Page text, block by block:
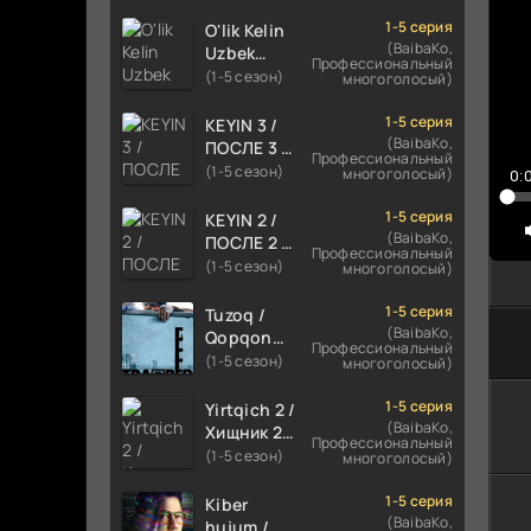
HIND KINO
2024
TARJIMA
Skachat
O'lik Kelin
Uzbek
tilida 2023
Tarjima
kino
skachat
(1-5 сезон)
1-5 серия
(BaibaKo,
Профессиональный
многоголосый)
KEYIN 3 /
ПОСЛЕ 3 /
AFTER 3
FILM
UZBEK
TILIDA
TARJIMA
FILM HD
(1-5 сезон)
1-5 серия
(BaibaKo,
Профессиональный
многоголосый)
KEYIN 2 /
ПОСЛЕ 2 /
AFTER 2
FILM
UZBEK
TILIDA
TARJIMA
FILM HD
(1-5 сезон)
1-5 серия
(BaibaKo,
Профессиональный
многоголосый)
Tuzoq /
Qopqon
Hind
2016 Uzbek
tilida
tarjima film
(1-5 сезон)
1-5 серия
(BaibaKo,
Профессиональный
многоголосый)
Yirtqich 2 /
Хищник 2
Xishnik
tilida 2018-
2024
(1-5 сезон)
1-5 серия
(BaibaKo,
Профессиональный
многоголосый)
Kiber
1-5 серия
(BaibaKo,